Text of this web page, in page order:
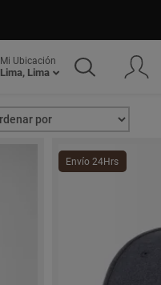
Mi Ubicación
Lima, Lima
Envío 24Hrs